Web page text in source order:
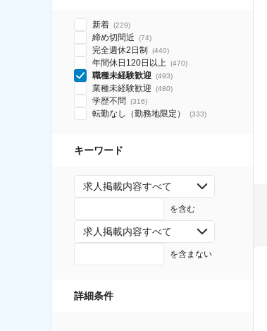
新着 (229)
締め切間近 (74)
完全週休2日制 (440)
年間休日120日以上 (470)
職種未経験歓迎 (493)
業種未経験歓迎 (480)
学歴不問 (316)
転勤なし（勤務地限定） (333)
キーワード
求人掲載内容すべて
を含む
求人掲載内容すべて
を含まない
詳細条件